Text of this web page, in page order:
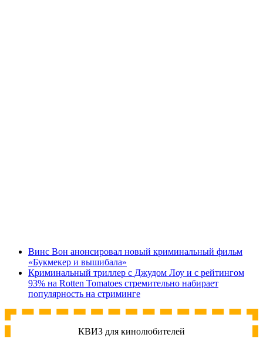
Винс Вон анонсировал новый криминальный фильм
«Букмекер и вышибала»
Криминальный триллер с Джудом Лоу и с рейтингом
93% на Rotten Tomatoes стремительно набирает
популярность на стриминге
КВИЗ для кинолюбителей